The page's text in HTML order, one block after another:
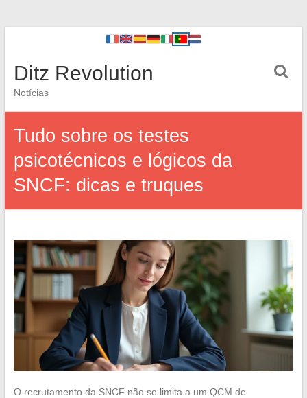
Ditz Revolution
Notícias
Tudo sobre os testes
psicotécnicos e lógicos da
SNCF: dicas e truques
O recrutamento da SNCF não se limita a um QCM de